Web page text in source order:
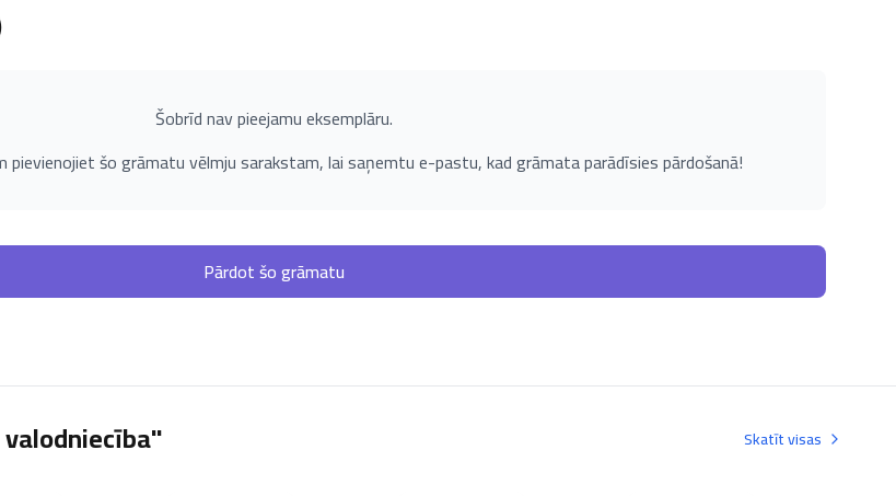
Šobrīd nav pieejamu eksemplāru.
pievienojiet šo grāmatu vēlmju sarakstam, lai saņemtu e-pastu, kad grāmata parādīsies pārdošanā!
Pārdot šo grāmatu
Skatīt visas